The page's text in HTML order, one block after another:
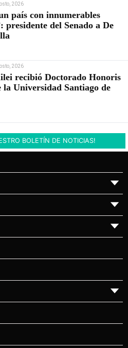
2026
país con innumerables
presidente del Senado a De
2026
recibió Doctorado Honoris
la Universidad Santiago de
BOLETÍN DE NOTICIAS!
▼
▼
▼
▼